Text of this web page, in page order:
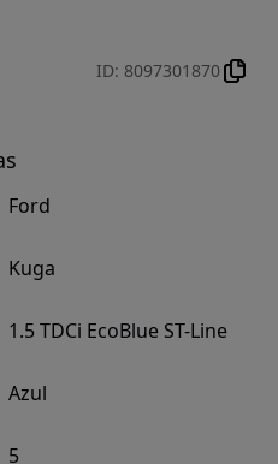
ID: 8097301870
Ford
Kuga
1.5 TDCi EcoBlue ST-Line
Azul
5